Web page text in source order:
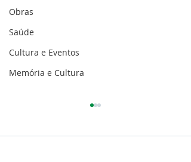
Obras
Saúde
Cultura e Eventos
Memória e Cultura